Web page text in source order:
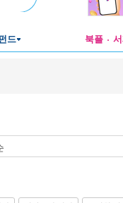
드 북플